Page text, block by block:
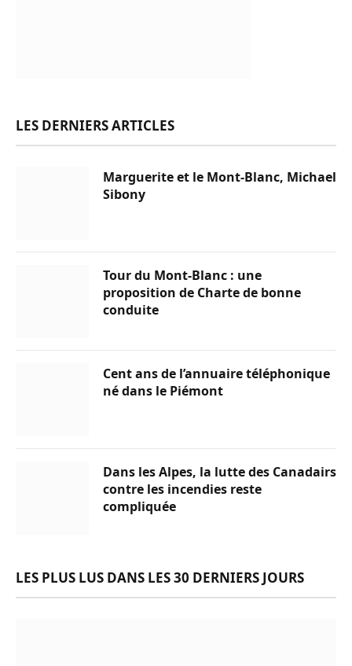
LES DERNIERS ARTICLES
Marguerite et le Mont-Blanc, Michael
Sibony
Tour du Mont-Blanc : une
proposition de Charte de bonne
conduite
Cent ans de l’annuaire téléphonique
né dans le Piémont
Dans les Alpes, la lutte des Canadairs
contre les incendies reste
compliquée
LES PLUS LUS DANS LES 30 DERNIERS JOURS